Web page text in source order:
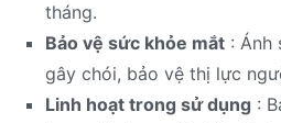
tháng.
Bảo vệ sức khỏe mắt: Ánh
gây chói, bảo vệ thị lực
Linh hoạt trong sử dụng: